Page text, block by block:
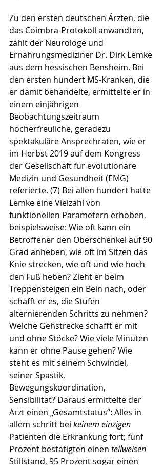
Zu den ersten deutschen Ärzten, die
das Coimbra-Protokoll anwandten,
zählt der Neurologe und
Ernährungsmediziner Dr. Dirk Lemke
aus dem hessischen Bensheim. Bei
den ersten hundert MS-Kranken, die
er damit behandelte, ermittelte er in
einem einjährigen
Beobachtungszeitraum
hocherfreuliche, geradezu
spektakuläre Ansprechraten, wie er
im Herbst 2019 auf dem Kongress
der Gesellschaft für evolutionäre
Medizin und Gesundheit (EMG)
referierte. (7) Bei allen hundert hatte
Lemke eine Vielzahl von
funktionellen Parametern erhoben,
beispielsweise: Wie oft kann ein
Betroffener den Oberschenkel auf 90
Grad anheben, wie oft im Sitzen das
Knie strecken, wie oft und wie hoch
den Fuß heben? Zieht er beim
Treppensteigen ein Bein nach, oder
schafft er es, die Stufen
alternierenden Schritts zu nehmen?
Welche Gehstrecke schafft er mit
und ohne Stöcke? Wie viele Minuten
kann er ohne Pause gehen? Wie
steht es mit seinem Schwindel,
seiner Spastik,
Bewegungskoordination,
Sensibilität? Daraus ermittelte der
Arzt einen „Gesamtstatus“: Alles in
allem schritt bei keinem einzigen
Patienten die Erkrankung fort; fünf
Prozent bestätigten einen teilweisen
Stillstand, 95 Prozent sogar einen